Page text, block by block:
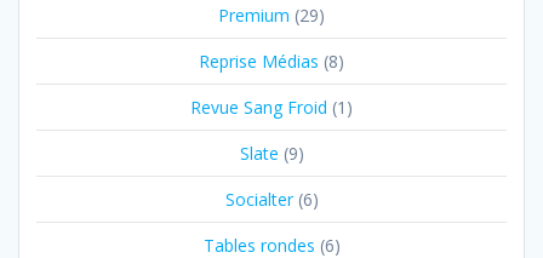
Premium (29)
Reprise Médias (8)
Revue Sang Froid (1)
Slate (9)
Socialter(6)
Tables rondes (6)